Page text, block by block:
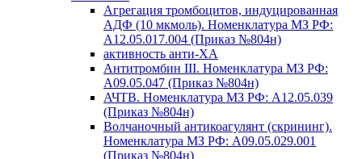
Агрегация тромбоцитов, индуцированная
АДФ (10 мкмоль). Номенклатура МЗ РФ:
A12.05.017.004 (Приказ №804н)
активность анти-ХА
Антитромбин III. Номенклатура МЗ РФ:
A09.05.047 (Приказ №804н)
АЧТВ. Номенклатура МЗ РФ: A12.05.039
(Приказ №804н)
Волчаночный антикоагулянт (скрининг).
Номенклатура МЗ РФ: A09.05.029.001
(Приказ №804н)